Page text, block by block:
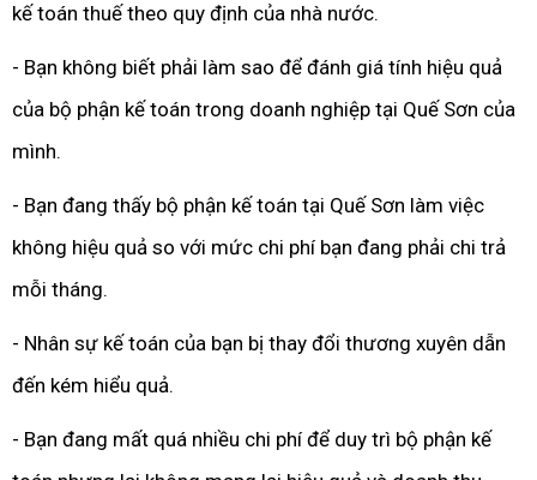
kế toán thuế theo quy định của nhà nước.
- Bạn không biết phải làm sao để đánh giá tính hiệu quả
của bộ phận kế toán trong doanh nghiệp tại Quế Sơn của
mình.
- Bạn đang thấy bộ phận kế toán tại Quế Sơn làm việc
không hiệu quả so với mức chi phí bạn đang phải chi trả
mỗi tháng.
- Nhân sự kế toán của bạn bị thay đổi thương xuyên dẫn
đến kém hiểu quả.
- Bạn đang mất quá nhiều chi phí để duy trì bộ phận kế